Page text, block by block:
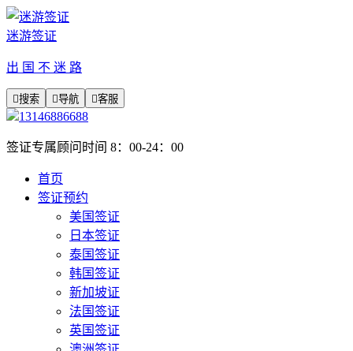
迷游签证
出 国 不 迷 路
搜索 导航 客服
13146886688
签证专属顾问时间 8：00-24：00
首页
签证预约
美国签证
日本签证
泰国签证
韩国签证
新加坡证
法国签证
英国签证